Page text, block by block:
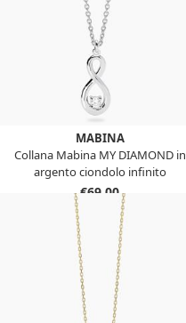
MABINA
Collana Mabina MY DIAMOND in
argento ciondolo infinito
Diamanti Lab-Grown 553919
€69,00